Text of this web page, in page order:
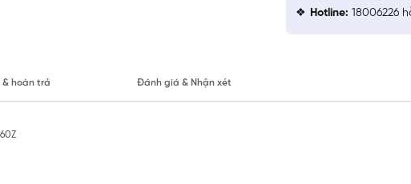
Hotline: 18006226
hoàn trả Đánh giá & Nhận xét